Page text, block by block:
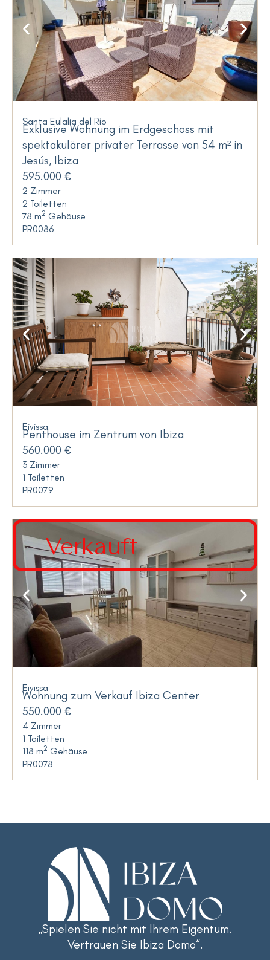
Santa Eulalia del Río
Exklusive Wohnung im Erdgeschoss mit
spektakulärer privater Terrasse von 54 m² in
Jesús, Ibiza
595.000 €
2 Zimmer
2 Toiletten
78 m2 Gehäuse
PR0086
Eivissa
Penthouse im Zentrum von Ibiza
560.000 €
3 Zimmer
1 Toiletten
PR0079
Verkauft
Eivissa
Wohnung zum Verkauf Ibiza Center
550.000 €
4 Zimmer
1 Toiletten
118 m2 Gehäuse
PR0078
„Spielen Sie nicht mit Ihrem Eigentum.
Vertrauen Sie Ibiza Domo“.